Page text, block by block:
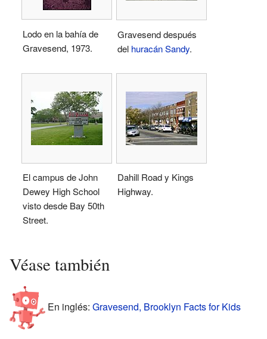
Lodo en la bahía de
Gravesend, 1973.
Gravesend después
del huracán Sandy.
El campus de John
Dewey High School
visto desde Bay 50th
Street.
Dahill Road y Kings
Highway.
Véase también
En inglés: Gravesend, Brooklyn Facts for Kids